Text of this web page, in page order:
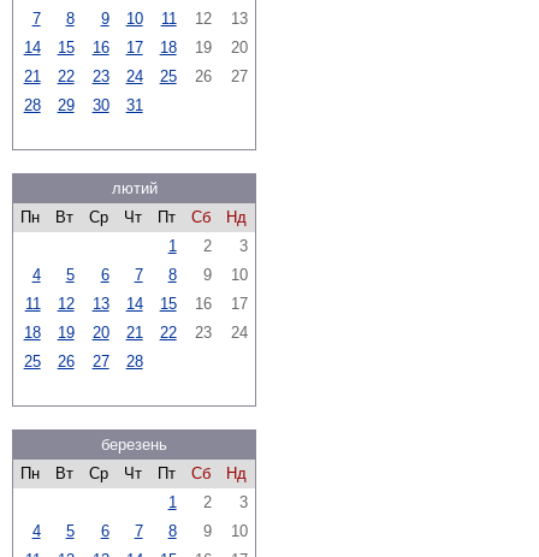
7
8 9 10 11 12
13
14
15 16 17 18 19
20
21
22 23 24 25 26
27
28
29 30 31
лютий
Пн
Вт Ср Чт Пт Сб
Нд
1
2
3
4
5 6 7 8 9
10
11
12 13 14 15 16
17
18
19 20 21 22 23
24
25
26 27 28
березень
Пн
Вт Ср Чт Пт Сб
Нд
1
2
3
4
5 6 7 8 9
10